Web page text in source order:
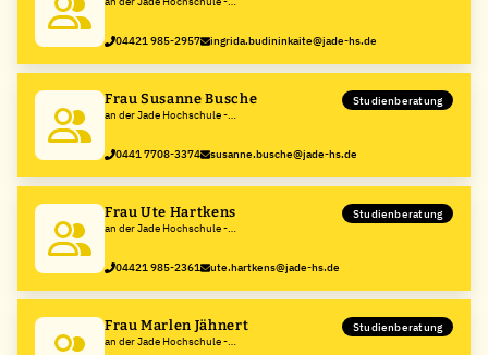
04421 985-2957
ingrida.budininkaite@jade-hs.de
Frau Susanne Busche
an der Jade Hochschule -
Studienberatung
0441 7708-3374 susanne.busche@jade-hs.de
Frau Ute Hartkens
an der Jade Hochschule -
Studienberatung
04421 985-2361 ute.hartkens@jade-hs.de
Frau Marlen Jähnert
an der Jade Hochschule -
Studienberatung